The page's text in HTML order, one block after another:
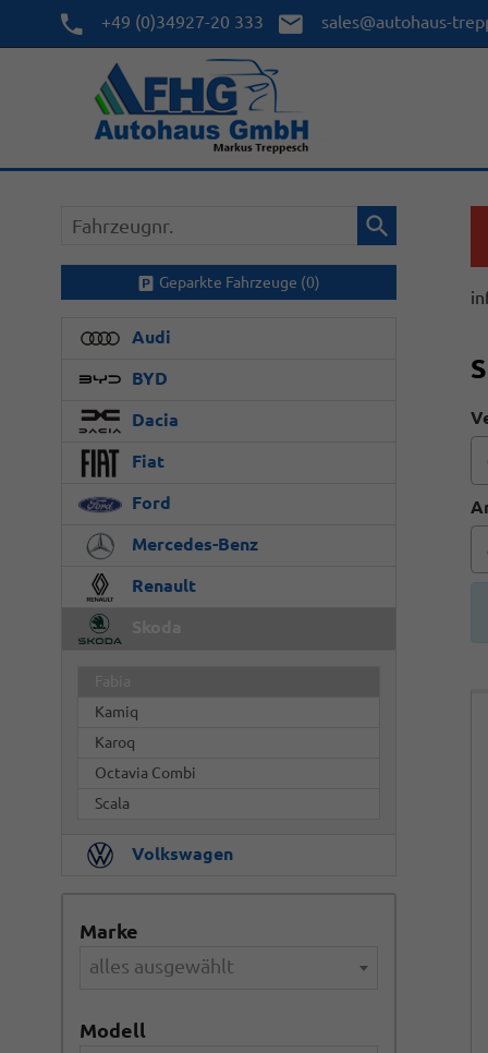
+49 (0)34927-20 333 sales@autohaus-
Fahrzeugnr.
Geparkte Fahrzeuge (0)
Audi
BYD
Dacia
Fiat
Ford
Mercedes-Benz
Renault
Kamiq
Karoq
Octavia Combi
Scala
Volkswagen
Marke
alles ausgewählt
Modell